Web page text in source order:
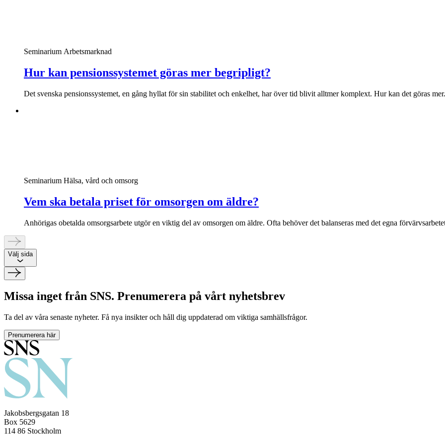
Seminarium Arbetsmarknad
Hur kan pensionssystemet göras mer begripligt?
Det svenska pensionssystemet, en gång hyllat för sin stabilitet och enkelhet, har över tid blivit alltmer komplext. Hur kan det göras
Seminarium Hälsa, vård och omsorg
Vem ska betala priset för omsorgen om äldre?
Anhörigas obetalda omsorgsarbete utgör en viktig del av omsorgen om äldre. Ofta behöver det balanseras med det egna
Välj sida
Missa inget från SNS. Prenumerera på vårt nyhetsbrev
Ta del av våra senaste nyheter. Få nya insikter och håll dig uppdaterad om viktiga samhällsfrågor.
Prenumerera här
Jakobsbergsgatan 18
Box 5629
114 86 Stockholm